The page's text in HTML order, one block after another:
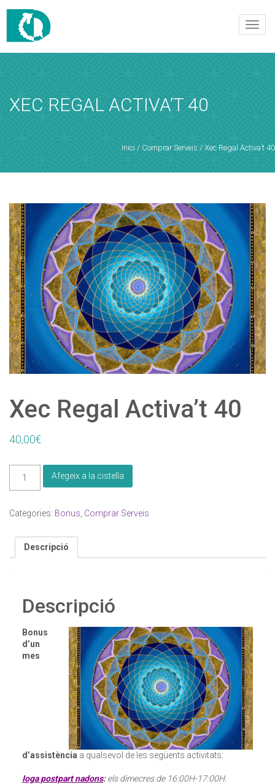
Toggle
XEC REGAL ACTIVA’T 40
Inici / Comprar Serveis / Xec Regal Activa’t 40
Xec Regal Activa’t 40
40,00€
Xec
Activa't
Afegeix a la cistella
Categories: Bonus, Comprar Serveis
Descripció
Descripció
Bonus
d’un
mes
d’assistència a qualsevol de les següents activitats:
Ioga postpart nadons:els dimecres de 16:00H-17:00H.
DEMANA HORA
Demana hora i rebràs una confirmació de la reserva!
SERVEIS I PRODUCTES
INFORMACIÓ PERSONAL
Nom Cognom
Adreça
Telèfon
Rebre novetats
VERIFICACIÓ
Si us plau escriu dos dígits*